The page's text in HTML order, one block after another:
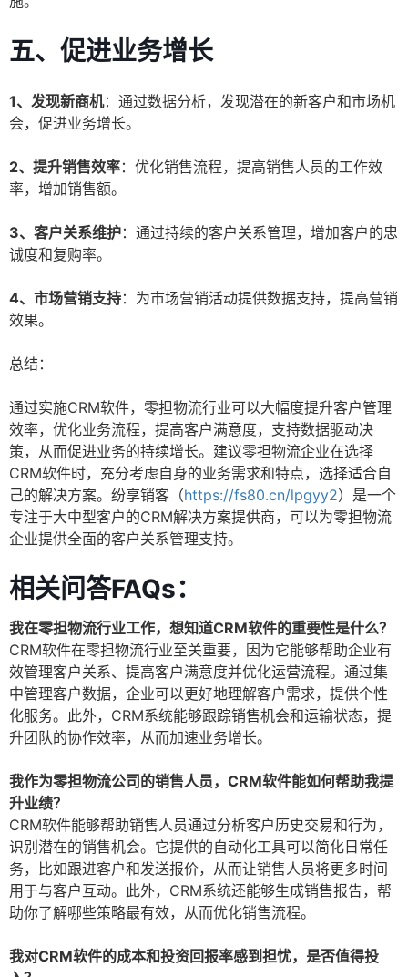
五、促进业务增长
1、发现新商机：通过数据分析，发现潜在的新客户和市场机
会，促进业务增长。
2、提升销售效率：优化销售流程，提高销售人员的工作效
率，增加销售额。
3、客户关系维护：通过持续的客户关系管理，增加客户的忠
诚度和复购率。
4、市场营销支持：为市场营销活动提供数据支持，提高营销
效果。
总结：
通过实施CRM软件，零担物流行业可以大幅度提升客户管理
效率，优化业务流程，提高客户满意度，支持数据驱动决
策，从而促进业务的持续增长。建议零担物流企业在选择
CRM软件时，充分考虑自身的业务需求和特点，选择适合自
己的解决方案。纷享销客（https://fs80.cn/lpgyy2）是一个
专注于大中型客户的CRM解决方案提供商，可以为零担物流
企业提供全面的客户关系管理支持。
相关问答FAQs：
我在零担物流行业工作，想知道CRM软件的重要性是什么？
CRM软件在零担物流行业至关重要，因为它能够帮助企业有
效管理客户关系、提高客户满意度并优化运营流程。通过集
中管理客户数据，企业可以更好地理解客户需求，提供个性
化服务。此外，CRM系统能够跟踪销售机会和运输状态，提
升团队的协作效率，从而加速业务增长。
我作为零担物流公司的销售人员，CRM软件能如何帮助我提
升业绩？
CRM软件能够帮助销售人员通过分析客户历史交易和行为，
识别潜在的销售机会。它提供的自动化工具可以简化日常任
务，比如跟进客户和发送报价，从而让销售人员将更多时间
用于与客户互动。此外，CRM系统还能够生成销售报告，帮
助你了解哪些策略最有效，从而优化销售流程。
我对CRM软件的成本和投资回报率感到担忧，是否值得投